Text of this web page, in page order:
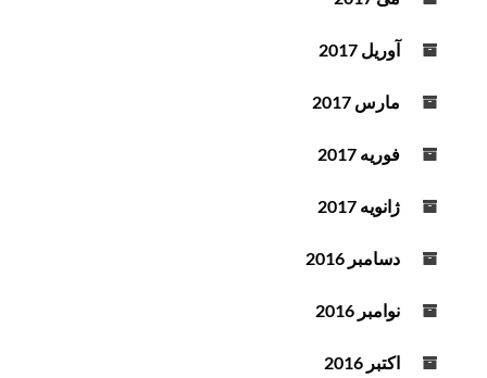
آوریل 2017
مارس 2017
فوریه 2017
ژانویه 2017
دسامبر 2016
نوامبر 2016
اکتبر 2016